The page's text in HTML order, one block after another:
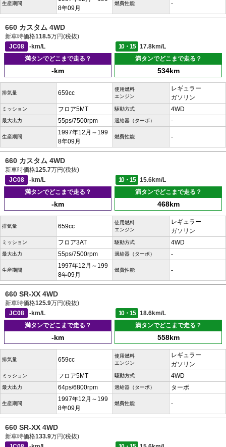
生産期間
8年09月
燃費性能 -
660 カスタム 4WD
新車時価格118.5万円(税抜)
JC08
-km/L 10・15
17.8km/L
満タンでどこまで走る？
-km
満タンでどこまで走る？
534km
排気量 659cc
使用燃料
エンジン
レギュラー
ガソリン
ミッション フロア5MT 駆動方式 4WD
最大出力 55ps/7500rpm 過給器（ターボ） -
生産期間
1997年12月～199
8年09月
燃費性能 -
660 カスタム 4WD
新車時価格125.7万円(税抜)
JC08
-km/L 10・15
15.6km/L
満タンでどこまで走る？
-km
満タンでどこまで走る？
468km
排気量 659cc
使用燃料
エンジン
レギュラー
ガソリン
ミッション フロア3AT 駆動方式 4WD
最大出力 55ps/7500rpm 過給器（ターボ） -
生産期間
1997年12月～199
8年09月
燃費性能 -
660 SR-XX 4WD
新車時価格125.9万円(税抜)
JC08
-km/L 10・15
18.6km/L
満タンでどこまで走る？
-km
満タンでどこまで走る？
558km
排気量 659cc
使用燃料
エンジン
レギュラー
ガソリン
ミッション フロア5MT 駆動方式 4WD
最大出力 64ps/6800rpm 過給器（ターボ） ターボ
生産期間
1997年12月～199
8年09月
燃費性能 -
660 SR-XX 4WD
新車時価格133.9万円(税抜)